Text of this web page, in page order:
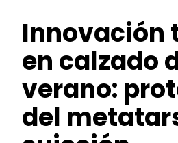
Innovación
en calzado
verano:
del